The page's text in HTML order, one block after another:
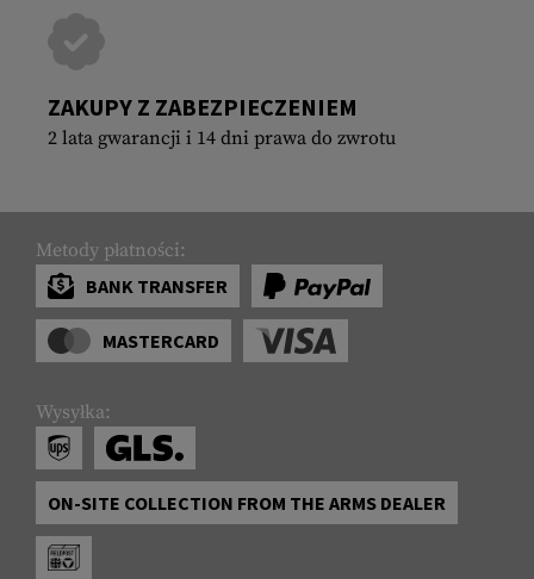
ZAKUPY Z ZABEZPIECZENIEM
2 lata gwarancji i 14 dni prawa do zwrotu
Metody płatności:
BANK TRANSFER
MASTERCARD
Wysyłka:
ON-SITE COLLECTION FROM THE ARMS DEALER